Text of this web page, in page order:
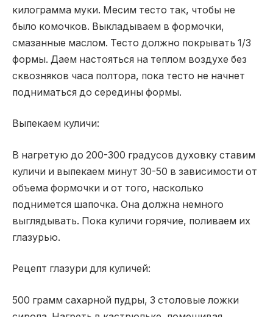
килограмма муки. Месим тесто так, чтобы не
было комочков. Выкладываем в формочки,
смазанные маслом. Тесто должно покрывать 1/3
формы. Даем настояться на теплом воздухе без
сквозняков часа полтора, пока тесто не начнет
подниматься до середины формы.
Выпекаем куличи:
В нагретую до 200-300 градусов духовку ставим
куличи и выпекаем минут 30-50 в зависимости от
объема формочки и от того, насколько
поднимется шапочка. Она должна немного
выглядывать. Пока куличи горячие, поливаем их
глазурью.
Рецепт глазури для куличей:
500 грамм сахарной пудры, 3 столовые ложки